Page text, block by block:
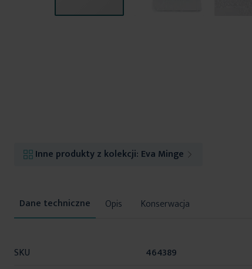
Inne produkty z kolekcji: Eva Minge
Opis Konserwacja
Więcej
SKU
464389